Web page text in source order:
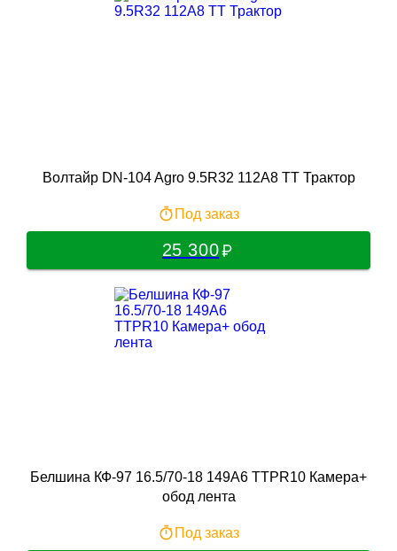
Волтайр DN-104 Agro 9.5R32 112A8 TT Трактор
Под заказ
25 300
Белшина КФ-97 16.5/70-18 149A6 TTPR10 Камера+
обод лента
Под заказ